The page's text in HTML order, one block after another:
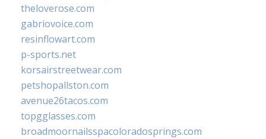
theloverose.com
gabriovoice.com
resinflowart.com
p-sports.net
korsairstreetwear.com
petshopallston.com
avenue26tacos.com
topgglasses.com
broadmoornailsspacoloradosprings.com